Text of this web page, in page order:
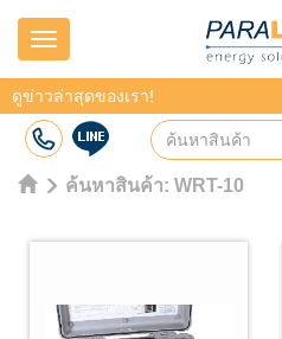
Navigation
ดูข่าวล่าสุดของเรา!
ค้นหาสินค้า: WRT-10